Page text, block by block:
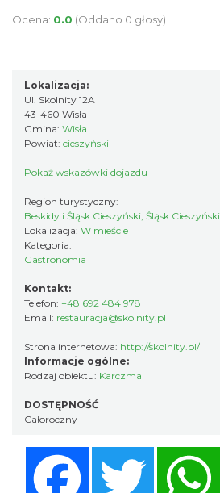
Ocena: 0.0 (Oddano 0 głosy)
Lokalizacja:
Ul. Skolnity 12A
43-460 Wisła
Gmina: Wisła
Powiat: cieszyński
Pokaż wskazówki dojazdu
Region turystyczny:
Beskidy i Śląsk Cieszyński, Śląsk Cieszyński
Lokalizacja: W mieście
Kategoria:
Gastronomia
Kontakt:
Telefon: +48 692 484 978
Email: restauracja@skolnity.pl
Strona internetowa: http://skolnity.pl/
Informacje ogólne:
Rodzaj obiektu: Karczma
DOSTĘPNOŚĆ
Całoroczny
Twitter